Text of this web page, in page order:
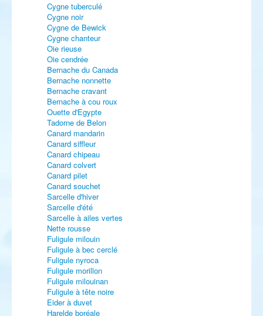
Cygne tuberculé
Cygne noir
Cygne de Bewick
Cygne chanteur
Oie rieuse
Oie cendrée
Bernache du Canada
Bernache nonnette
Bernache cravant
Bernache à cou roux
Ouette d'Egypte
Tadorne de Belon
Canard mandarin
Canard siffleur
Canard chipeau
Canard colvert
Canard pilet
Canard souchet
Sarcelle d'hiver
Sarcelle d'été
Sarcelle à ailes vertes
Nette rousse
Fuligule milouin
Fuligule à bec cerclé
Fuligule nyroca
Fuligule morillon
Fuligule milouinan
Fuligule à tête noire
Eider à duvet
Harelde boréale